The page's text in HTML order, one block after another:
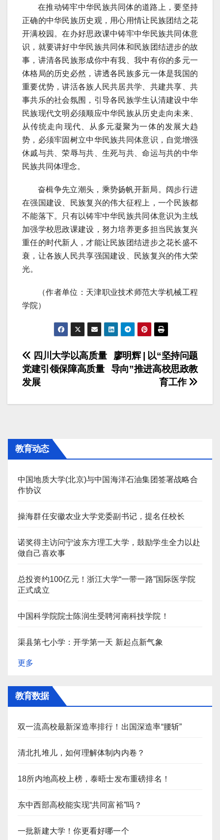
在推动铸牢中华民族共同体的道路上，要坚持
正确的中华民族历史观，用心用情让民族团结之花
开满校园。在办好思政课中铸牢中华民族共同体意
识，就要讲好中华民族共同体和民族团结进步的故
事，讲清各民族形成你中有我、我中有你的多元一
体格局的历史必然，讲透各民族多元一体是我国的
重要优势，讲活各族人民共居共学、共建共享、共
事共乐的社会氛围，引导各民族学生认清建设中华
民族现代文明必须顺应中华民族从历史走向未来、
从传统走向现代、从多元凝聚为一体的发展大趋
势，必须牢固树立中华民族共同体意识，自觉增强
休戚与共、荣辱与共、生死与共、命运与共的中华
民族共同体理念。
奋楫争先立潮头，乘势扬帆开新局。阔步行进
在强国建设、民族复兴的伟大征程上，一个民族都
不能落下。只有以铸牢中华民族共同体意识为主线
加强学校思政课建设，努力培养更多担当民族复兴
重任的时代新人，才能让民族团结进步之花长盛不
衰，让各族人民共享强国建设、民族复兴的伟大荣
光。
（作者单位：天津职业技术师范大学机械工程
学院）
文
章
导
廖明辉 | 以“坚持问题
导向”推进高校思政教
育工作
四川大学以高质量
党建引领保障高质量
发展
教育动态
中国地质大学(北京)与中国海洋石油集团签署战略合
作协议
操海群任安徽农业大学党委副书记，提名任校长
诺奖得主访问宁波东方理工大学，鼓励学生全力以赴
做自己喜欢事
总投资约100亿元！浙江大学“一带一路”国际医学院
正式成立
中国科学院院士陈润生受聘河南科技学院！
渠县第七小学：开学第一天 新起点新气象
更多
教育数据
双一流高校最新深造率排行！出国深造率“腰斩”
清北扎堆儿，如何理解体制内内卷？
18所内地高校上榜，泰晤士发布重磅排名！
东中西部高校能实现“共同富裕”吗？
一批新建大学！你更看好哪一个